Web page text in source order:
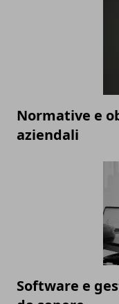
Normative e
aziendali
Software e